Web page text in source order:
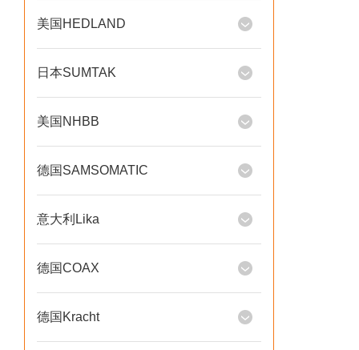
美国HEDLAND
日本SUMTAK
美国NHBB
德国SAMSOMATIC
意大利Lika
德国COAX
德国Kracht